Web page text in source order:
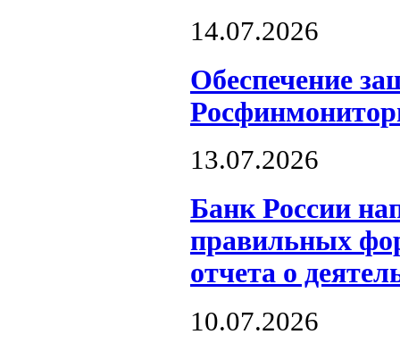
14.07.2026
Обеспечение
13.07.2026
Банк России
правильных
отчета о
10.07.2026